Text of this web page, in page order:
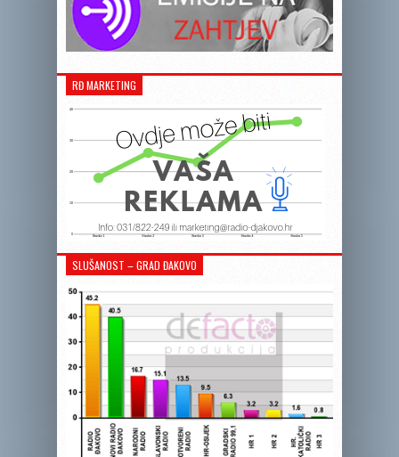
RĐ MARKETING
SLUŠANOST – GRAD ĐAKOVO